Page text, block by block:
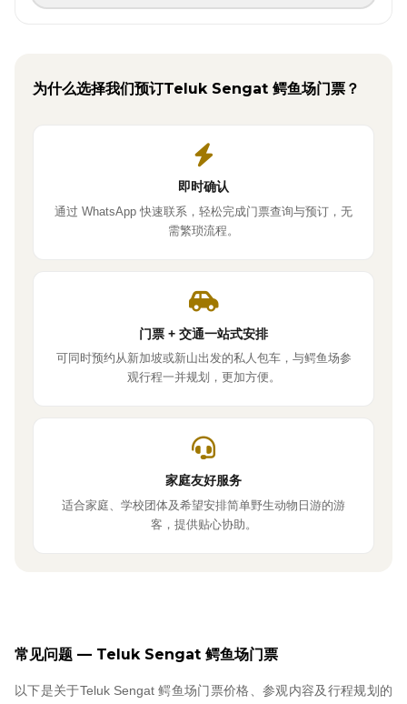
为什么选择我们预订Teluk Sengat 鳄鱼场门票？
即时确认
通过 WhatsApp 快速联系，轻松完成门票查询与预订，无
需繁琐流程。
门票 + 交通一站式安排
可同时预约从新加坡或新山出发的私人包车，与鳄鱼场参
观行程一并规划，更加方便。
家庭友好服务
适合家庭、学校团体及希望安排简单野生动物日游的游
客，提供贴心协助。
常见问题 — Teluk Sengat 鳄鱼场门票
以下是关于Teluk Sengat 鳄鱼场门票价格、参观内容及行程规划的